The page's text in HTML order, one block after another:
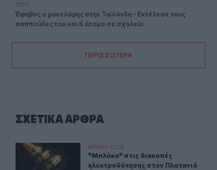
11:50
Έφηβος ο μακελάρης στην Ταϊλάνδη - Εκτέλεσε τους
παππούδες του και 6 άτομα σε σχολείο
ΠΕΡΙΣΣΟΤΕΡΑ
ΣΧΕΤΙΚA AΡΘΡΑ
"Μπλόκο" στις διακοπές ηλεκτροδότησης στον
ΚΡΗΤΗ 13:28
"Μπλόκο" στις διακοπές
"Μπλόκο" στις διακοπές
ηλεκτροδότησης στον Πλατανιά